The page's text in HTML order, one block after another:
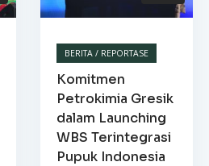
BERITA / REPORTASE
Komitmen
Petrokimia Gresik
dalam Launching
WBS Terintegrasi
Pupuk Indonesia